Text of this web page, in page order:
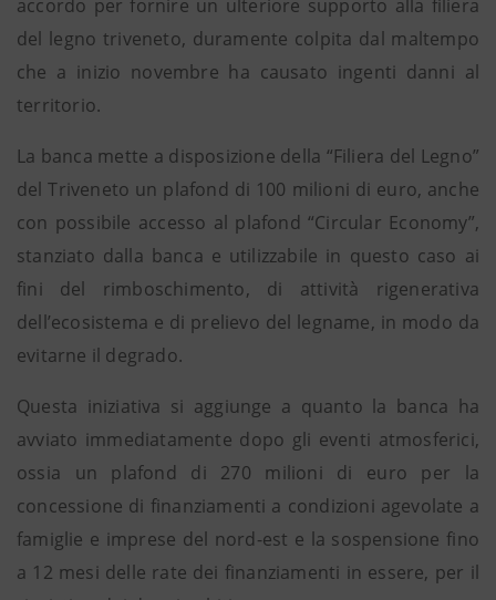
accordo per fornire un ulteriore supporto alla filiera
del legno triveneto, duramente colpita dal maltempo
che a inizio novembre ha causato ingenti danni al
territorio.
La banca mette a disposizione della “Filiera del Legno”
del Triveneto un plafond di 100 milioni di euro, anche
con possibile accesso al plafond “Circular Economy”,
stanziato dalla banca e utilizzabile in questo caso ai
fini del rimboschimento, di attività rigenerativa
dell’ecosistema e di prelievo del legname, in modo da
evitarne il degrado.
Questa iniziativa si aggiunge a quanto la banca ha
avviato immediatamente dopo gli eventi atmosferici,
ossia un plafond di 270 milioni di euro per la
concessione di finanziamenti a condizioni agevolate a
famiglie e imprese del nord-est e la sospensione fino
a 12 mesi delle rate dei finanziamenti in essere, per il